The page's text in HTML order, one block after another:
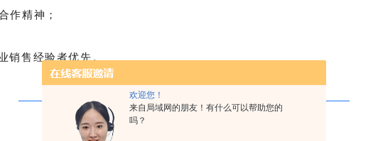
欢迎您！
来自局域网的朋友！有什么可以帮助您的
吗？
作精神；
销售经验者优先。
2.市场拓展专员